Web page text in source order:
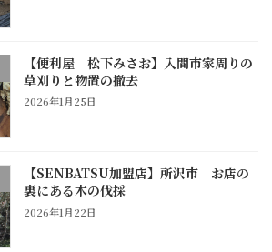
【便利屋 松下みさお】入間市家周りの
草刈りと物置の撤去
2026年1月25日
【SENBATSU加盟店】所沢市 お店の
裏にある木の伐採
2026年1月22日